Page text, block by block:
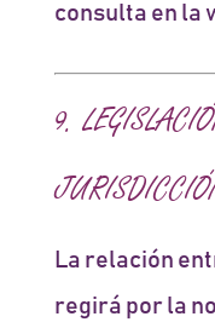
consulta en la
9.
La relación
regirá por la